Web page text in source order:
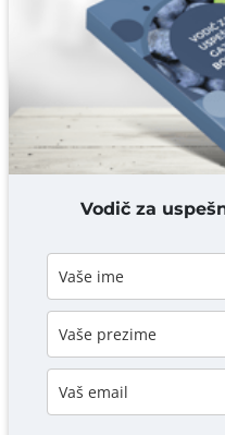
Komentar* obavezno
Vodič za